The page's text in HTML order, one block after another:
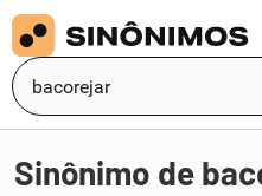
Sinônimo de